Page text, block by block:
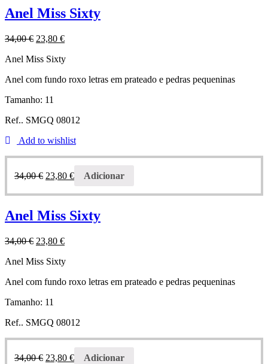
Anel Miss Sixty
34,00€ 23,80 €
Anel Miss Sixty
Anel com fundo roxo letras em prateado e pedras pequeninas
Tamanho: 11
Ref.. SMGQ 08012
Add to wishlist
34,00€ 23,80 € Adicionar
Anel Miss Sixty
34,00€ 23,80 €
Anel Miss Sixty
Anel com fundo roxo letras em prateado e pedras pequeninas
Tamanho: 11
Ref.. SMGQ 08012
34,00€ 23,80 € Adicionar